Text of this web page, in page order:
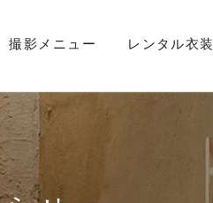
撮影メニュー レンタル衣装